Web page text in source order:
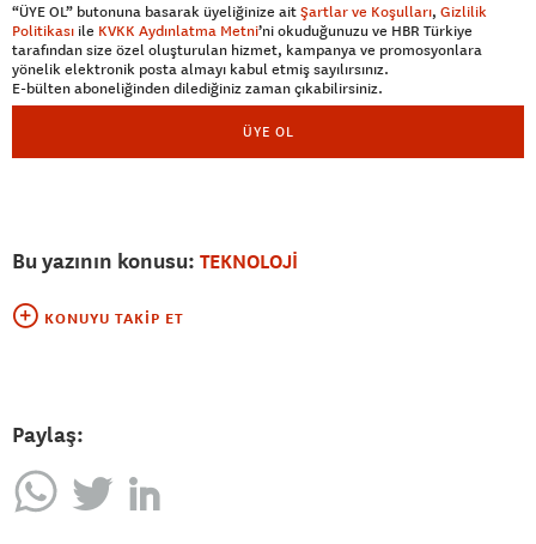
“ÜYE OL” butonuna basarak üyeliğinize aitŞartlar ve Koşulları, Gizlilik
Politikası ile KVKK Aydınlatma Metni’ni okuduğunuzu ve HBR Türkiye
tarafından size özel oluşturulan hizmet, kampanya ve promosyonlara
yönelik elektronik posta almayı kabul etmiş sayılırsınız.
E-bülten aboneliğinden dilediğiniz zaman çıkabilirsiniz.
ÜYE OL
Bu yazının konusu: TEKNOLOJİ
KONUYU TAKIP ET
Paylaş: